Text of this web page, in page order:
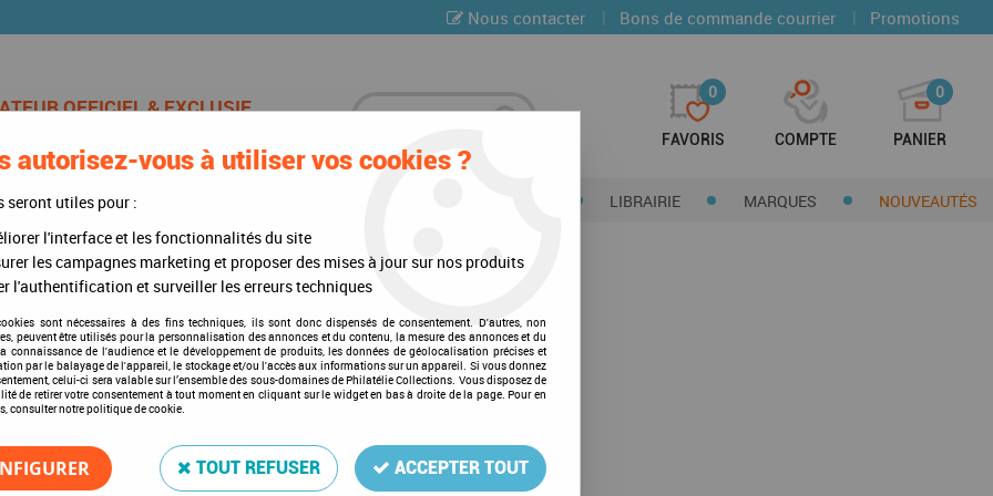
Nous contacter | Bons de commande courrier | Promotions
0
FAVORIS COMPTE
0
PANIER
DE CHAMPAGNE LIBRAIRIE MARQUES NOUVEAUTÉS
Accessoires philatéliques
autorisez-vous à utiliser vos cookies ?
seront utiles pour :
l'interface et les fonctionnalités du site
les campagnes marketing et proposer des mises à jour sur nos produits
l'authentification et surveiller les erreurs techniques
sont nécessaires à des fins techniques, ils sont donc dispensés de consentement. D'autres, non
peuvent être utilisés pour la personnalisation des annonces et du contenu, la mesure des annonces et du
connaissance de l'audience et le développement de produits, les données de géolocalisation précises et
par le balayage de l'appareil, le stockage et/ou l'accès aux informations sur un appareil. Si vous donnez
celui-ci sera valable sur l’ensemble des sous-domaines de Philatélie Collections. Vous disposez de
de retirer votre consentement à tout moment en cliquant sur le widget en bas à droite de la page. Pour en
consulter notre politique de cookie.
TOUT REFUSER ACCEPTER TOUT